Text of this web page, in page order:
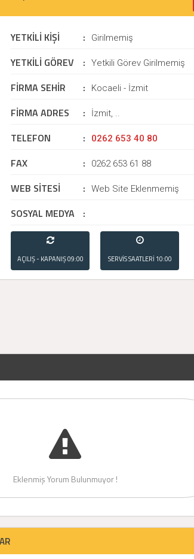
YETKİLİ KİŞİ : Girilmemiş
YETKİLİ GÖREV : Yetkili Görev Girilmemiş
FİRMA SEHİR : Kocaeli - İzmit
FİRMA ADRES : İzmit, ..
TELEFON : 0262 653 40 80
FAX : 0262 653 61 88
WEB SİTESİ : Web Site Eklenmemiş
SOSYAL MEDYA :
AÇILIŞ - KAPANIŞ09:00
- 21:00
SERVİS SAATLERİ 10:00
- 20:00
Eklenmiş Yorum Bulunmuyor !